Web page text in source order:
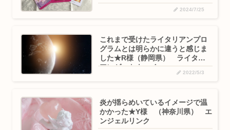
2024/7/25
これまで受けたライタリアンプロ
グラムとは明らかに違うと感じま
した★R様（静岡県） ライタリ
アンゲートウェイ
2022/5/3
炎が揺らめいているイメージで温
かかった★Y様 （神奈川県） エ
ンジェルリンク